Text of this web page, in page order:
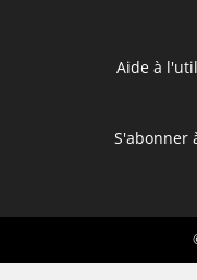
Aide à
S'abonner